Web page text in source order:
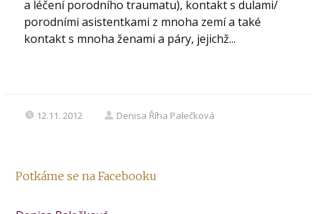
a léčení porodního traumatu), kontakt s dulami/
porodními asistentkami z mnoha zemí a také
kontakt s mnoha ženami a páry, jejichž...
12.11. 2012 Denisa Říha Palečková
Potkáme se na Facebooku